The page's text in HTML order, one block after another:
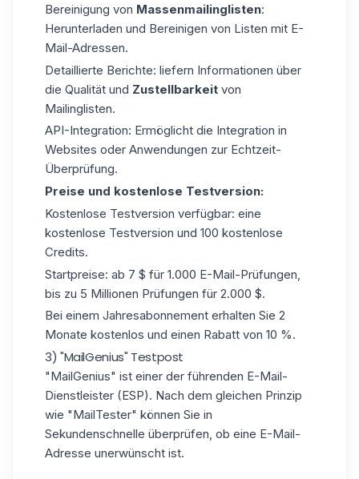
Bereinigung von Massenmailinglisten:
Herunterladen und Bereinigen von Listen mit E-
Mail-Adressen.
Detaillierte Berichte: liefern Informationen über
die Qualität und Zustellbarkeit von
Mailinglisten.
API-Integration: Ermöglicht die Integration in
Websites oder Anwendungen zur Echtzeit-
Überprüfung.
Preise und kostenlose Testversion:
Kostenlose Testversion verfügbar: eine
kostenlose Testversion und 100 kostenlose
Credits.
Startpreise: ab 7 $ für 1.000 E-Mail-Prüfungen,
bis zu 5 Millionen Prüfungen für 2.000 $.
Bei einem Jahresabonnement erhalten Sie 2
Monate kostenlos und einen Rabatt von 10 %.
3) "MailGenius" Testpost
"MailGenius" ist einer der führenden E-Mail-
Dienstleister (ESP). Nach dem gleichen Prinzip
wie "MailTester" können Sie in
Sekundenschnelle überprüfen, ob eine E-Mail-
Adresse unerwünscht ist.